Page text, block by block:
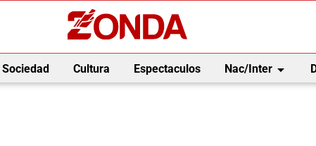
Sociedad Cultura Espectaculos Nac/Interarrow_drop_down